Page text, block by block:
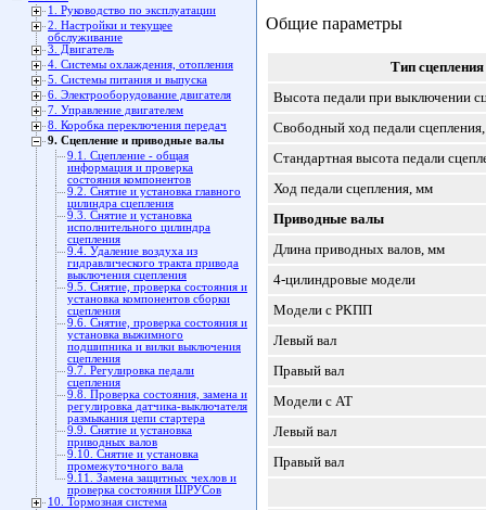
1. Руководство по эксплуатации
2. Настройки и текущее
обслуживание
3. Двигатель
4. Системы охлаждения, отопления
5. Системы питания и выпуска
6. Электрооборудование двигателя
7. Управление двигателем
8. Коробка переключения передач
9. Сцепление и приводные валы
9.1. Сцепление - общая
информация и проверка
состояния компонентов
9.2. Снятие и установка главного
цилиндра сцепления
9.3. Снятие и установка
исполнительного цилиндра
сцепления
9.4. Удаление воздуха из
гидравлического тракта привода
выключения сцепления
9.5. Снятие, проверка состояния и
установка компонентов сборки
сцепления
9.6. Снятие, проверка состояния и
установка выжимного
подшипника и вилки выключения
сцепления
9.7. Регулировка педали
сцепления
9.8. Проверка состояния, замена и
регулировка датчика-выключателя
размыкания цепи стартера
9.9. Снятие и установка
приводных валов
9.10. Снятие и установка
промежуточного вала
9.11. Замена защитных чехлов и
проверка состояния ШРУСов
10. Тормозная система
Общие параметры
Тип сцепления
Высота педали при выключении
Свободный ход педали
Стандартная высота педали
Ход педали сцепления, мм
Приводные валы
Длина приводных валов, мм
4-цилиндровые модели
Модели с РКПП
Левый вал
Правый вал
Модели с АТ
Левый вал
Правый вал